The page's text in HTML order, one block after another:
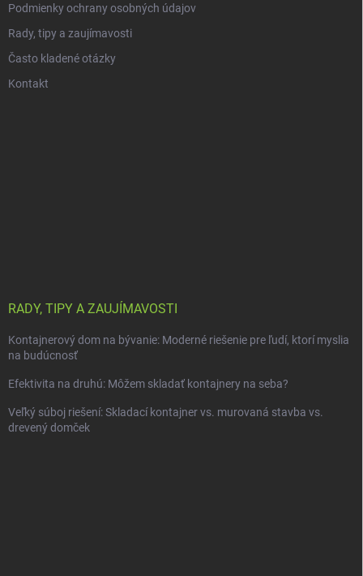
Podmienky ochrany osobných údajov
Rady, tipy a zaujímavosti
Často kladené otázky
Kontakt
RADY, TIPY A ZAUJÍMAVOSTI
Kontajnerový dom na bývanie: Moderné riešenie pre ľudí, ktorí myslia
na budúcnosť
Efektivita na druhú: Môžem skladať kontajnery na seba?
Veľký súboj riešení: Skladací kontajner vs. murovaná stavba vs.
drevený domček